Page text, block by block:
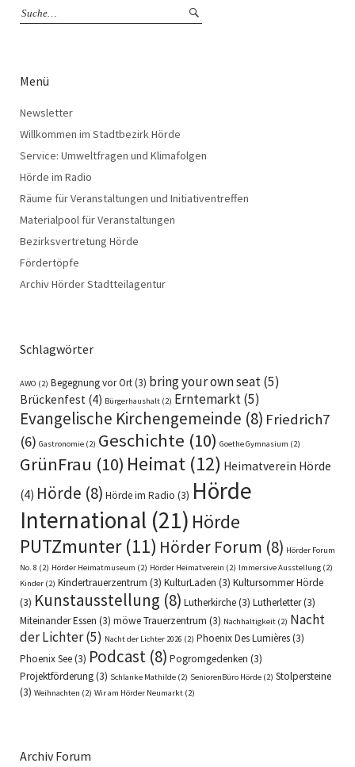
Menü
Newsletter
Willkommen im Stadtbezirk Hörde
Service: Umweltfragen und Klimafolgen
Hörde im Radio
Räume für Veranstaltungen und Initiativentreffen
Materialpool für Veranstaltungen
Bezirksvertretung Hörde
Fördertöpfe
Archiv Hörder Stadtteilagentur
Schlagwörter
AWO (2) Begegnung vor Ort(3) bring your own seat(5)
Brückenfest (4) Bürgerhaushalt (2) Erntemarkt(5)
Evangelische Kirchengemeinde (8) Friedrich7
(6) Gastronomie (2) Geschichte (10) Goethe Gymnasium (2)
GrünFrau (10) Heimat (12) Heimatverein Hörde
(4) Hörde (8) Hörde im Radio (3) Hörde
International (21) Hörde
PUTZmunter(11) Hörder Forum (8) Hörder Forum
No. 8 (2) Hörder Heimatmuseum (2) Hörder Heimatverein (2) Immersive Ausstellung (2)
Kinder (2) Kindertrauerzentrum (3) KulturLaden (3) Kultursommer Hörde
(3) Kunstausstellung (8) Lutherkirche(3) Lutherletter(3)
Miteinander Essen (3) möwe Trauerzentrum (3) Nachhaltigkeit (2) Nacht
der Lichter(5) Nacht der Lichter 2026 (2) Phoenix Des Lumières(3)
Phoenix See(3) Podcast (8) Pogromgedenken (3)
Projektförderung(3) Schlanke Mathilde (2) SeniorenBüro Hörde (2) Stolpersteine
(3) Weihnachten (2) Wir am Hörder Neumarkt (2)
Archiv Forum